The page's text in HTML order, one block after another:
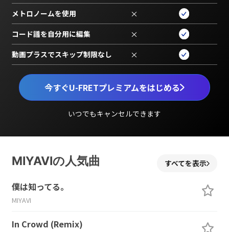
今すぐU-FRETプレミアムをはじめる
いつでもキャンセルできます
メトロノームを使用 ×
コード譜を自分用に編集 ×
動画プラスでスキップ制限なし ×
MIYAVIの人気曲 すべてを表示
僕は知ってる。
MIYAVI
In Crowd (Remix)